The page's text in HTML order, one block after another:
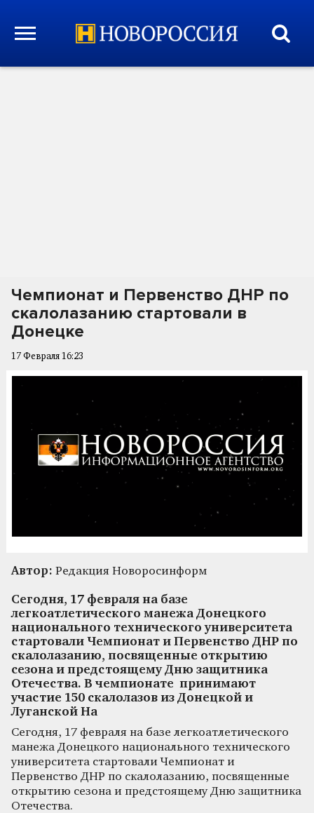
Чемпионат и Первенство ДНР по
скалолазанию стартовали в
Донецке
17 Февраля 16:23
Автор: Редакция Новоросинформ
Сегодня, 17 февраля на базе
легкоатлетического манежа Донецкого
национального технического университета
стартовали Чемпионат и Первенство ДНР по
скалолазанию, посвященные открытию
сезона и предстоящему Дню защитника
Отечества. В чемпионате принимают
участие 150 скалолазов из Донецкой и
Луганской На
Сегодня, 17 февраля на базе легкоатлетического
манежа Донецкого национального технического
университета стартовали Чемпионат и
Первенство ДНР по скалолазанию, посвященные
открытию сезона и предстоящему Дню защитника
Отечества.